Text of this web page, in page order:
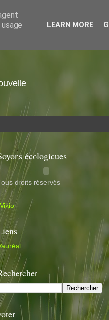
écologiques
droits réservés
LEARN MORE